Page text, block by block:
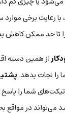
رعایت برخی موارد
تا حد ممکن کاهش
از همین دسته
را نجات بدهد.
۱۰ دقیقه تیکت‌های شما
در مواقع